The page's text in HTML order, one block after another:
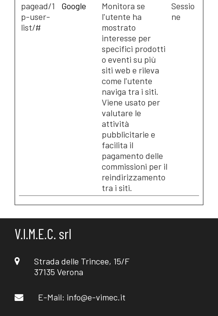
pagead/1
p-user-
list/#
Google
Monitora se
l'utente ha
mostrato
interesse per
specifici prodotti
o eventi su più
siti web e rileva
come l'utente
naviga tra i siti.
Viene usato per
valutare le
attività
pubblicitarie e
facilita il
pagamento delle
commissioni per il
reindirizzamento
tra i siti.
Sessio
ne
V.I.M.E.C. srl
Strada delle Trincee, 15/F
37135 Verona
E-Mail: info@e-vimec.it